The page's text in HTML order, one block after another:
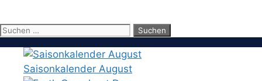
Suchen
Saisonkalender August